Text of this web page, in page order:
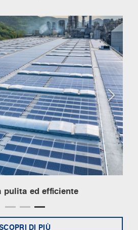
pulita ed efficiente
DI PIÙ